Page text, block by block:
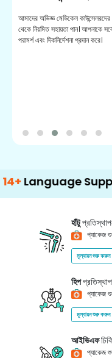
আমাদের অভিজ্ঞ মেডিকেল
থেকে নিয়মিত সহায়তা পান। আপনাকে
পরামর্শ এবং দিকনির্দেশনা প্রদান করে।
Support
হাঁটু
প্যাকেজ
মূল্যায়ন শুরু করুন
হিপ
প্যাকেজ
মূল্যায়ন শুরু করুন
আইভিএফ
প্যাকেজ